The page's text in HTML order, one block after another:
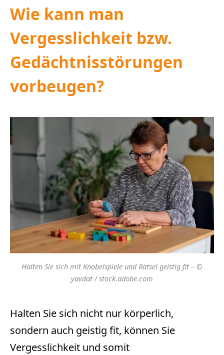
Wie kann man
Vergesslichkeit bzw.
Gedächtnisstörungen
vorbeugen?
Halten Sie sich mit Knobelspiele und Rätsel geistig fit – ©
yavdat / stock.adobe.com
Halten Sie sich nicht nur körperlich,
sondern auch geistig fit, können Sie
Vergesslichkeit und somit